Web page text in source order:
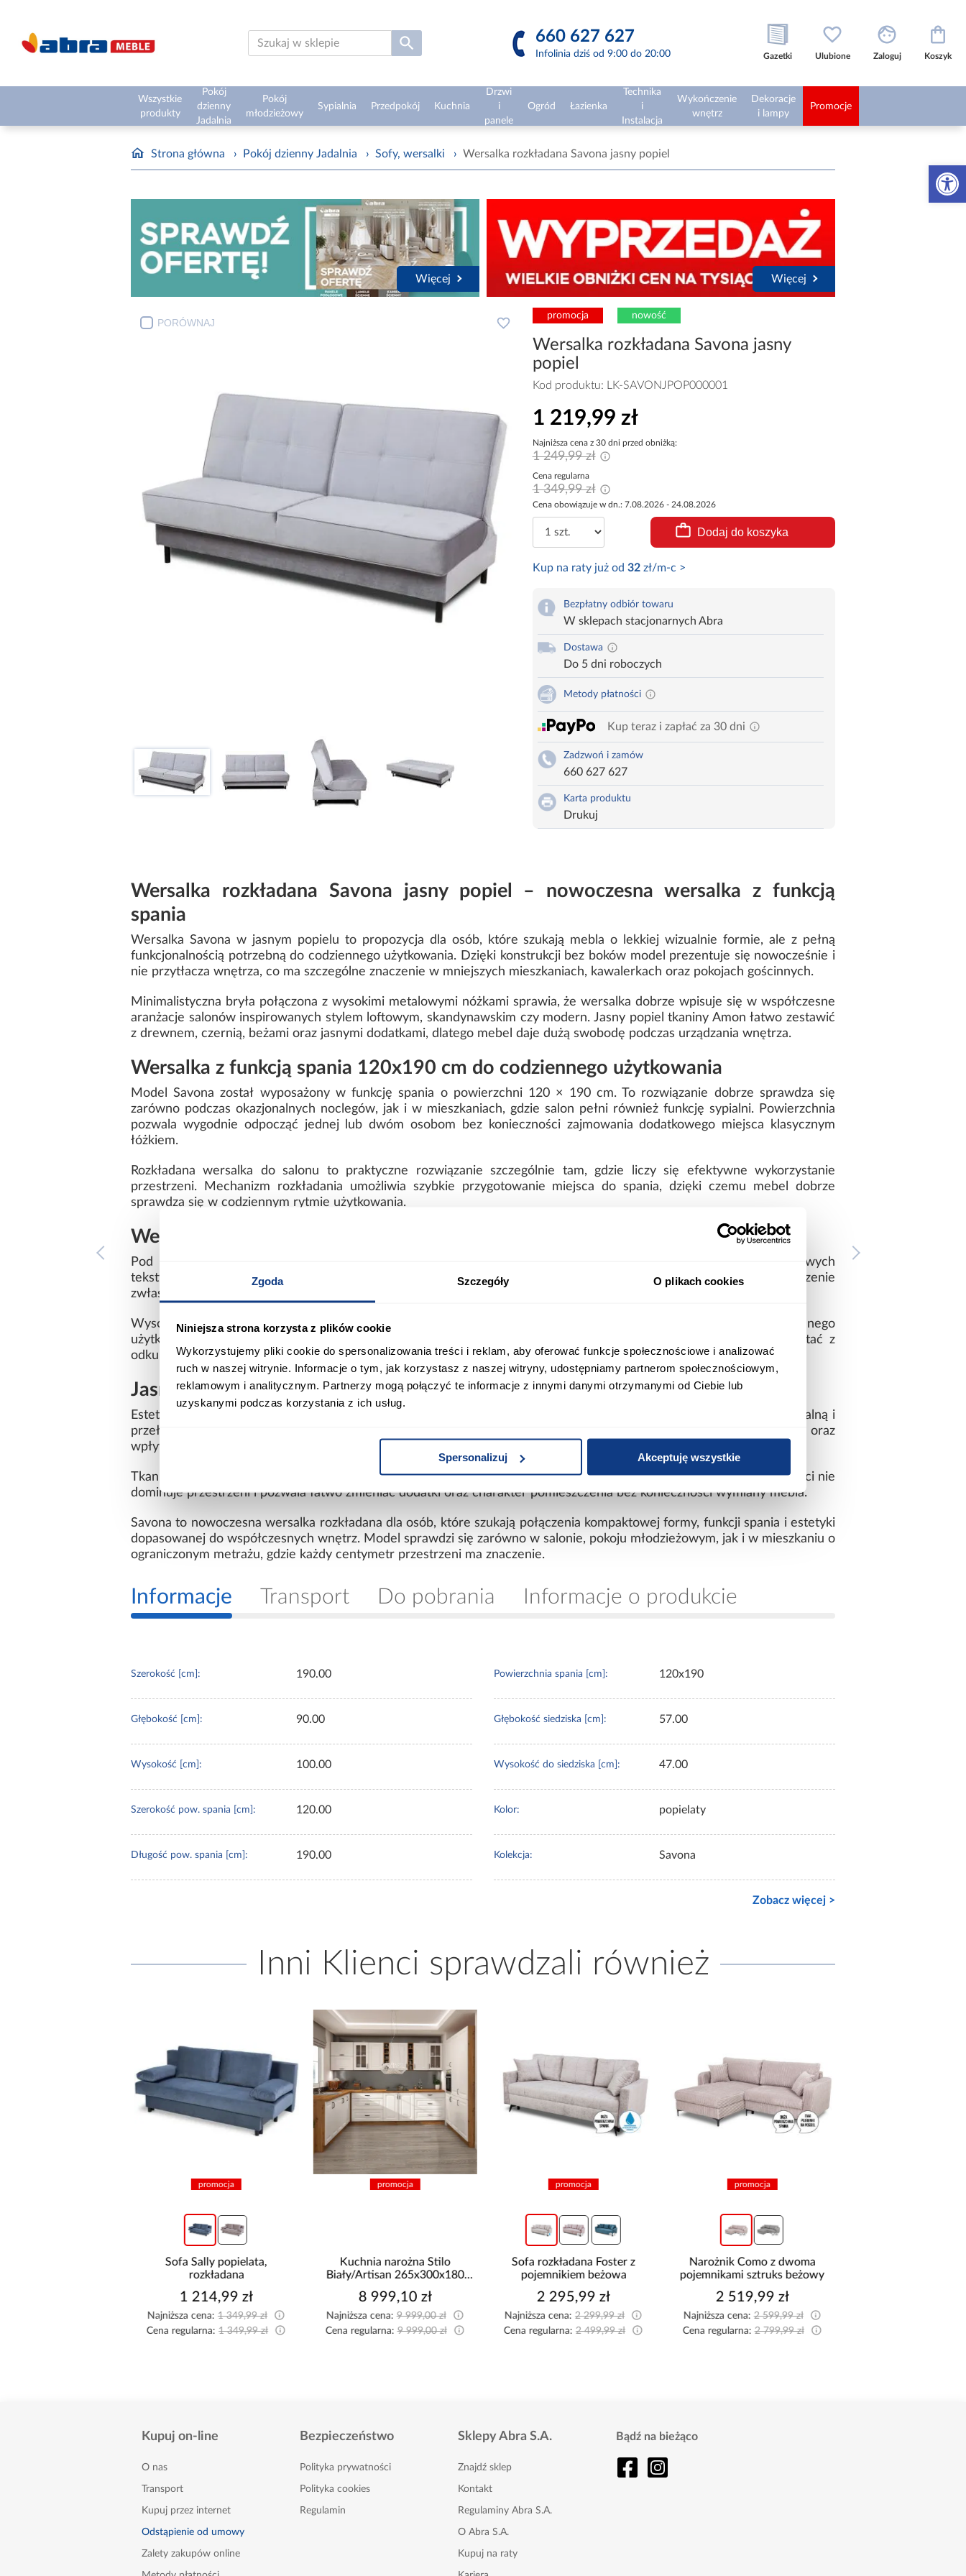
Zgoda Szczegóły O plikach cookies
Niniejsza strona korzysta z plików cookie
Wykorzystujemy pliki cookie do spersonalizowania treści i reklam, aby oferować funkcje społecznościowe i analizować
ruch w naszej witrynie. Informacje o tym, jak korzystasz z naszej witryny, udostępniamy partnerom społecznościowym,
reklamowym i analitycznym. Partnerzy mogą połączyć te informacje z innymi danymi otrzymanymi od Ciebie lub
uzyskanymi podczas korzystania z ich usług.
Spersonalizuj Akceptuję wszystkie
Otwórz
660 627 627
Infolinia dziś od 9:00 do 20:00 Gazetki Ulubione Zaloguj Koszyk
Wszystkie
produkty
Pokój
dzienny
Jadalnia
Pokój
młodzieżowy
Sypialnia Przedpokój Kuchnia
Drzwi
i
panele
Ogród Łazienka
Technika
i
Instalacja
Wykończenie
wnętrz
Dekoracje
i lampy
Promocje
Strona główna › Pokój dzienny Jadalnia › Sofy, wersalki › Wersalka rozkładana Savona jasny popiel
Więcej Więcej
PORÓWNAJ
promocja nowość
Wersalka rozkładana Savona jasny
popiel
Kod produktu: LK-SAVONJPOP000001
1 219,99 zł
Najniższa cena z 30 dni przed obniżką:
1 249,99 zł
Cena regularna
1 349,99 zł
Cena obowiązuje w dn.: 7.08.2026 - 24.08.2026
Dodaj do koszyka
Kup na raty już od 32zł/m-c >
Bezpłatny odbiór towaru
W sklepach stacjonarnych Abra
Dostawa
Do 5 dni roboczych
Metody płatności
Kup teraz i zapłać za 30 dni
Zadzwoń i zamów
660 627 627
Karta produktu
Drukuj
Wersalka rozkładana Savona jasny popiel – nowoczesna wersalka z funkcją
spania
Wersalka Savona w jasnym popielu to propozycja dla osób, które szukają mebla o lekkiej wizualnie formie, ale z pełną
funkcjonalnością potrzebną do codziennego użytkowania. Dzięki konstrukcji bez boków model prezentuje się nowocześnie i
nie przytłacza wnętrza, co ma szczególne znaczenie w mniejszych mieszkaniach, kawalerkach oraz pokojach gościnnych.
Minimalistyczna bryła połączona z wysokimi metalowymi nóżkami sprawia, że wersalka dobrze wpisuje się w współczesne
aranżacje salonów inspirowanych stylem loftowym, skandynawskim czy modern. Jasny popiel tkaniny Amon łatwo zestawić
z drewnem, czernią, beżami oraz jasnymi dodatkami, dlatego mebel daje dużą swobodę podczas urządzania wnętrza.
Wersalka z funkcją spania 120x190 cm do codziennego użytkowania
Model Savona został wyposażony w funkcję spania o powierzchni 120 × 190 cm. To rozwiązanie dobrze sprawdza się
zarówno podczas okazjonalnych noclegów, jak i w mieszkaniach, gdzie salon pełni również funkcję sypialni. Powierzchnia
pozwala wygodnie odpocząć jednej lub dwóm osobom bez konieczności zajmowania dodatkowego miejsca klasycznym
łóżkiem.
Rozkładana wersalka do salonu to praktyczne rozwiązanie szczególnie tam, gdzie liczy się efektywne wykorzystanie
przestrzeni. Mechanizm rozkładania umożliwia szybkie przygotowanie miejsca do spania, dzięki czemu mebel dobrze
sprawdza się w codziennym rytmie użytkowania.
Wersalka z pojemnikiem na pościel i wysokimi nóżkami
Pod siedziskiem znajduje się pojemnik na pościel, który ułatwia przechowywanie kołdry, poduszek lub dodatkowych
tekstyliów. To praktyczne rozwiązanie pozwala ograniczyć liczbę dodatkowych szaf czy komód, co ma duże znaczenie
zwłaszcza w niewielkich pomieszczeniach.
Wysokie metalowe nóżki o wysokości 12 cm wpływają nie tylko na wygląd mebla, ale również na wygodę codziennego
użytkowania. Podwyższona konstrukcja ułatwia utrzymanie czystości pod wersalką i pozwala bez problemu korzystać z
odkurzaczy automatycznych. Dzięki temu przestrzeń pod meblem pozostaje łatwo dostępna.
Jasnopopielata wersalka do nowoczesnego salonu
Estetykę modelu podkreślają ozdobne wciągi na siedzisku i oparciu, które nadają powierzchni subtelną strukturę wizualną i
przełamują prostą formę bryły. Dekoracyjna kedra zastosowana na krawędziach dodatkowo podkreśla linie mebla oraz
wpływa na bardziej dopracowany wygląd całości.
Tkanina Amon w kolorze jasnego popielu dobrze odnajduje się w różnych aranżacjach wnętrz. Neutralny odcień szarości nie
dominuje przestrzeni i pozwala łatwo zmieniać dodatki oraz charakter pomieszczenia bez konieczności wymiany mebla.
Savona to nowoczesna wersalka rozkładana dla osób, które szukają połączenia kompaktowej formy, funkcji spania i estetyki
dopasowanej do współczesnych wnętrz. Model sprawdzi się zarówno w salonie, pokoju młodzieżowym, jak i w mieszkaniu o
ograniczonym metrażu, gdzie każdy centymetr przestrzeni ma znaczenie.
Informacje Transport Do pobrania Informacje o produkcie
Szerokość [cm]: 190.00
Głębokość [cm]: 90.00
Wysokość [cm]: 100.00
Szerokość pow. spania [cm]: 120.00
Długość pow. spania [cm]: 190.00
Powierzchnia spania [cm]: 120x190
Głębokość siedziska [cm]: 57.00
Wysokość do siedziska [cm]: 47.00
Kolor: popielaty
Kolekcja: Savona
Zobacz więcej >
Inni Klienci sprawdzali również
promocja
Sofa Sally popielata,
rozkładana
1 214,99 zł
Najniższa cena: 1 349,99 zł
Cena regularna: 1 349,99 zł
promocja
Kuchnia narożna Stilo
Biały/Artisan 265x300x180
8 999,10 zł
Najniższa cena: 9 999,00 zł
Cena regularna: 9 999,00 zł
promocja
Sofa rozkładana Foster z
pojemnikiem beżowa
2 295,99 zł
Najniższa cena: 2 299,99 zł
Cena regularna: 2 499,99 zł
promocja
Narożnik Como z dwoma
pojemnikami sztruks beżowy
2 519,99 zł
Najniższa cena: 2 599,99 zł
Cena regularna: 2 799,99 zł
Kupuj on-line
O nas
Transport
Kupuj przez internet
Odstąpienie od umowy
Zalety zakupów online
Bezpieczeństwo
Polityka prywatności
Polityka cookies
Regulamin
Sklepy Abra S.A.
Znajdź sklep
Kontakt
Regulaminy Abra S.A.
O Abra S.A.
Kupuj na raty
Bądź na bieżąco